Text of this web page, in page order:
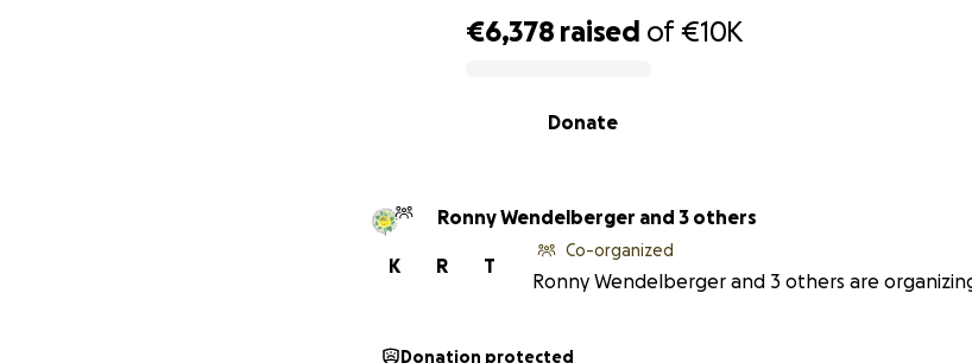
€6,378 raised of€10K
Donate
Ronny Wendelberger and 3 others
T
R
K
Co-organized
Ronny Wendelberger and 3 others are
Donation protected